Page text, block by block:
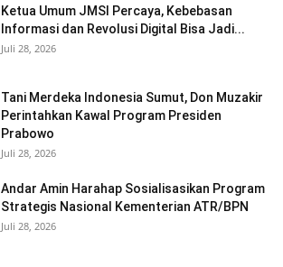
Ketua Umum JMSI Percaya, Kebebasan
Informasi dan Revolusi Digital Bisa Jadi...
Juli 28, 2026
Tani Merdeka Indonesia Sumut, Don Muzakir
Perintahkan Kawal Program Presiden
Prabowo
Juli 28, 2026
Andar Amin Harahap Sosialisasikan Program
Strategis Nasional Kementerian ATR/BPN
Juli 28, 2026